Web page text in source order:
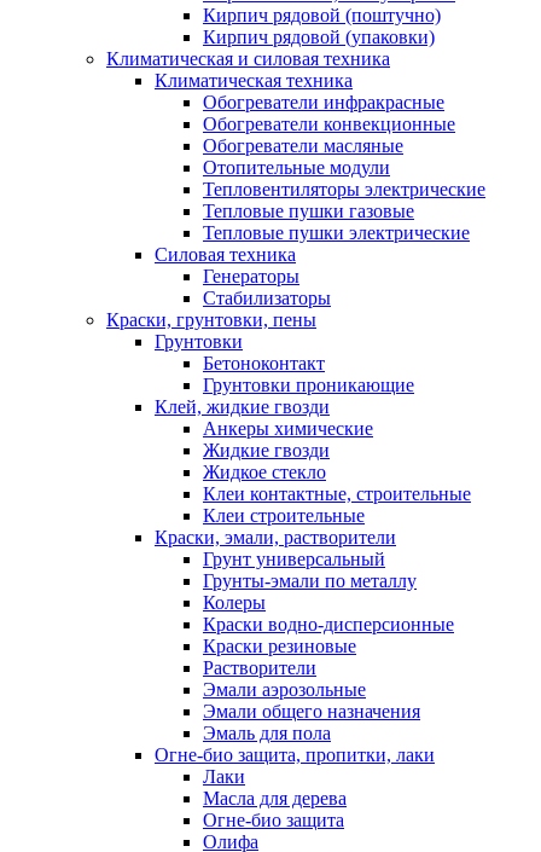
Кирпич рядовой (поштучно)
Кирпич рядовой (упаковки)
Климатическая и силовая техника
Климатическая техника
Обогреватели инфракрасные
Обогреватели конвекционные
Обогреватели масляные
Отопительные модули
Тепловентиляторы электрические
Тепловые пушки газовые
Тепловые пушки электрические
Силовая техника
Генераторы
Стабилизаторы
Краски, грунтовки, пены
Грунтовки
Бетоноконтакт
Грунтовки проникающие
Клей, жидкие гвозди
Анкеры химические
Жидкие гвозди
Жидкое стекло
Клеи контактные, строительные
Клеи строительные
Краски, эмали, растворители
Грунт универсальный
Грунты-эмали по металлу
Колеры
Краски водно-дисперсионные
Краски резиновые
Растворители
Эмали аэрозольные
Эмали общего назначения
Эмаль для пола
Огне-био защита, пропитки, лаки
Лаки
Масла для дерева
Огне-био защита
Олифа